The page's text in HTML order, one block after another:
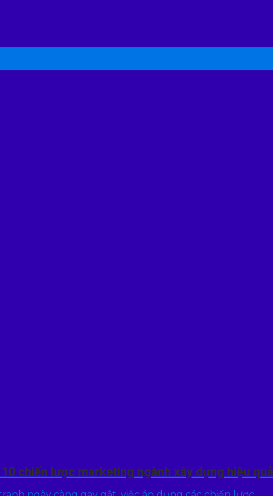
chiến lược marketing ngành xây dựng hiệu quả